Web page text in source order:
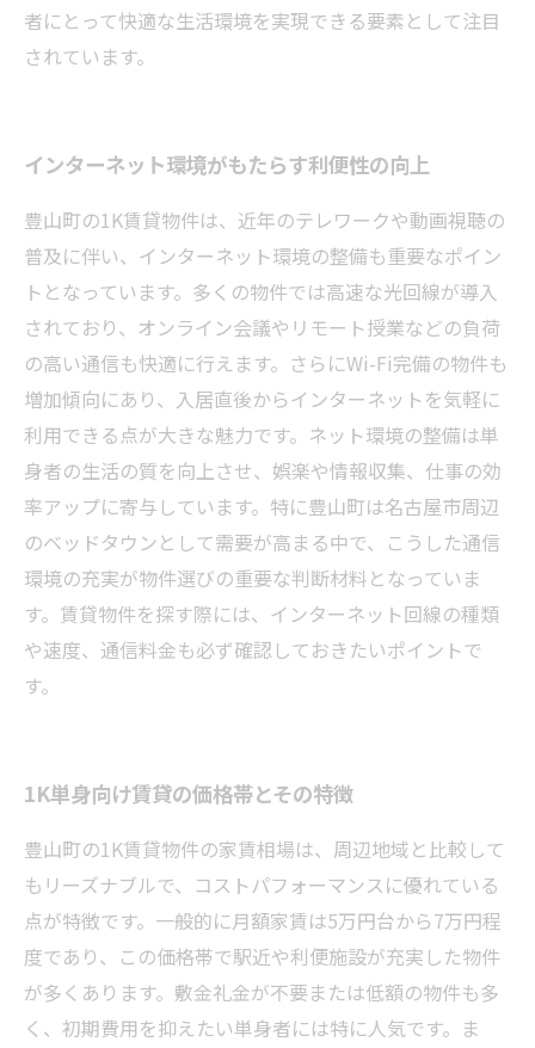
者にとって快適な生活環境を実現できる要素として注目
されています。
インターネット環境がもたらす利便性の向上
豊山町の1K賃貸物件は、近年のテレワークや動画視聴の
普及に伴い、インターネット環境の整備も重要なポイン
トとなっています。多くの物件では高速な光回線が導入
されており、オンライン会議やリモート授業などの負荷
の高い通信も快適に行えます。さらにWi-Fi完備の物件も
増加傾向にあり、入居直後からインターネットを気軽に
利用できる点が大きな魅力です。ネット環境の整備は単
身者の生活の質を向上させ、娯楽や情報収集、仕事の効
率アップに寄与しています。特に豊山町は名古屋市周辺
のベッドタウンとして需要が高まる中で、こうした通信
環境の充実が物件選びの重要な判断材料となっていま
す。賃貸物件を探す際には、インターネット回線の種類
や速度、通信料金も必ず確認しておきたいポイントで
す。
1K単身向け賃貸の価格帯とその特徴
豊山町の1K賃貸物件の家賃相場は、周辺地域と比較して
もリーズナブルで、コストパフォーマンスに優れている
点が特徴です。一般的に月額家賃は5万円台から7万円程
度であり、この価格帯で駅近や利便施設が充実した物件
が多くあります。敷金礼金が不要または低額の物件も多
く、初期費用を抑えたい単身者には特に人気です。ま